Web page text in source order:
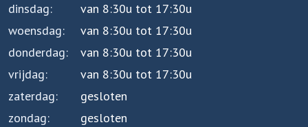
dinsdag
van 8:30u tot 17:30u
woensdag
van 8:30u tot 17:30u
donderdag
van 8:30u tot 17:30u
vrijdag
van 8:30u tot 17:30u
zaterdag
gesloten
zondag
gesloten